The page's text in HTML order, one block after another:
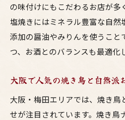
の味付けにもこだわるお店が多
塩焼きにはミネラル豊富な自然
添加の醤油やみりんを使うこと
つ、お酒とのバランスも最適化
大阪で人気の焼き鳥と自然派
大阪・梅田エリアでは、焼き鳥
せが注目されています。焼き鳥